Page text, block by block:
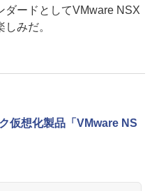
ダードとしてVMware NSX
みだ。
仮想化製品「VMware NS